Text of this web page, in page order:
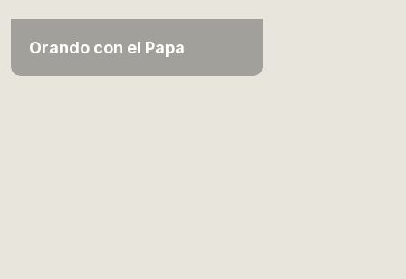
Orando con el Papa